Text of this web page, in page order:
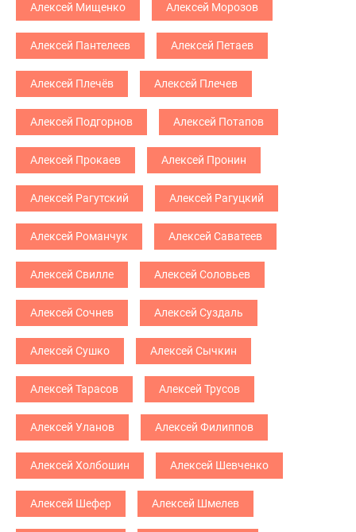
Алексей Мищенко Алексей Морозов
Алексей Пантелеев Алексей Петаев
Алексей Плечёв Алексей Плечев
Алексей Подгорнов Алексей Потапов
Алексей Прокаев Алексей Пронин
Алексей Рагутский Алексей Рагуцкий
Алексей Романчук Алексей Саватеев
Алексей Свилле Алексей Соловьев
Алексей Сочнев Алексей Суздаль
Алексей Сушко Алексей Сычкин
Алексей Тарасов Алексей Трусов
Алексей Уланов Алексей Филиппов
Алексей Холбошин Алексей Шевченко
Алексей Шефер Алексей Шмелев